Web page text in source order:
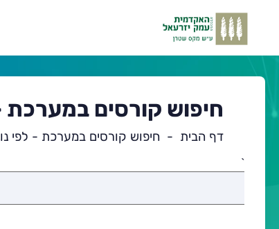
חיפוש קורסים במערכת
דף הבית חיפוש קורסים במערכת - לפי
`
ראשי